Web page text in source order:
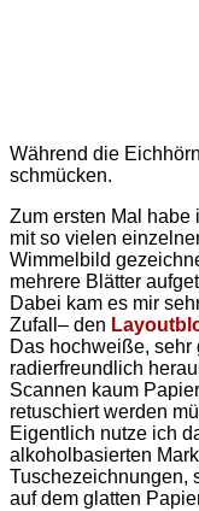
Während die
schmücken.
Zum ersten Mal
mit so vielen
Wimmelbild
mehrere Blätter
Dabei kam es mir
Zufall– den
Das hochweiße, sehr
radierfreundlich
Scannen kaum
retuschiert werden
Eigentlich nutze ich
alkoholbasierten
Tuschezeichnungen,
auf dem glatten